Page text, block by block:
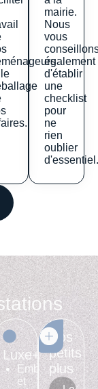
mairie.
Nous
vous
également
d'établir
une
checklist
pour
ne
rien
oublier
Luxe+
Emballage
et
Nos
petits
plus